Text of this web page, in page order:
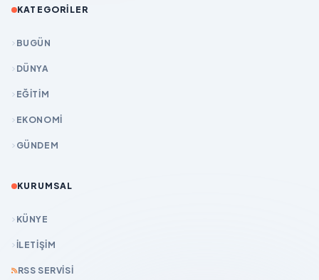
KATEGORILER
BUGÜN
DÜNYA
EĞİTİM
EKONOMİ
GÜNDEM
KURUMSAL
KÜNYE
İLETIŞIM
RSS SERVISI